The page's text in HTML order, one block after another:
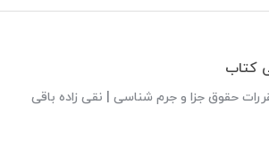
کتاب
حقوق جزا و جرم شناسی | نقی زاده باقی